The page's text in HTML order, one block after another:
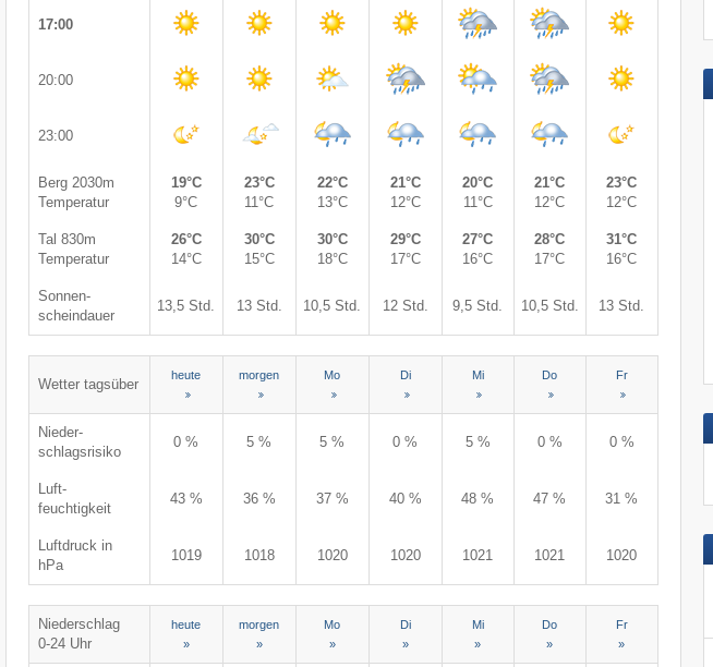
17:00
20:00
23:00
Berg 2030m
Temperatur
19°C
9°C
23°C
11°C
22°C
13°C
21°C
12°C
20°C
11°C
21°C
12°C
23°C
12°C
Tal 830m
Temperatur
26°C
14°C
30°C
15°C
30°C
18°C
29°C
17°C
27°C
16°C
28°C
17°C
31°C
16°C
Sonnen-
scheindauer
13,5 Std. 13 Std. 10,5 Std. 12 Std. 9,5 Std. 10,5 Std. 13 Std.
Wetter tagsüber
heute morgen Mo Di Mi Do Fr
Nieder-
schlagsrisiko
0 % 5 % 5 % 0 % 5 % 0 % 0 %
Luft-
feuchtigkeit
43 % 36 % 37 % 40 % 48 % 47 % 31 %
Luftdruck in
hPa
1019 1018 1020 1020 1021 1021 1020
Niederschlag
0-24 Uhr
heute
»
morgen
»
Mo
»
Di
»
Mi
»
Do
»
Fr
»